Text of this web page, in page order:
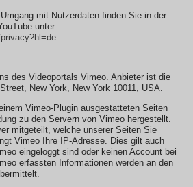
mit Nutzerdaten finden Sie in der
unter:
des Videoportals Vimeo. Anbieter ist die
New York, New York 10011, USA.
Vimeo-Plugin ausgestatteten Seiten
zu den Servern von Vimeo hergestellt.
mitgeteilt, welche unserer Seiten Sie
Vimeo Ihre IP-Adresse. Dies gilt auch
eingeloggt sind oder keinen Account bei
erfassten Informationen werden an den